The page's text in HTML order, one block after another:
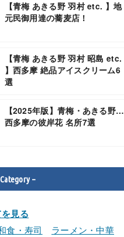
【青梅 あきる野 羽村 etc. 】地
元民御用達の蕎麦店！
【青梅 あきる野 羽村 昭島 etc.
】西多摩 絶品アイスクリーム6
選
【2025年版】青梅・あきる野…
西多摩の彼岸花 名所7選
–
見る
食・寿司
ラーメン・中華